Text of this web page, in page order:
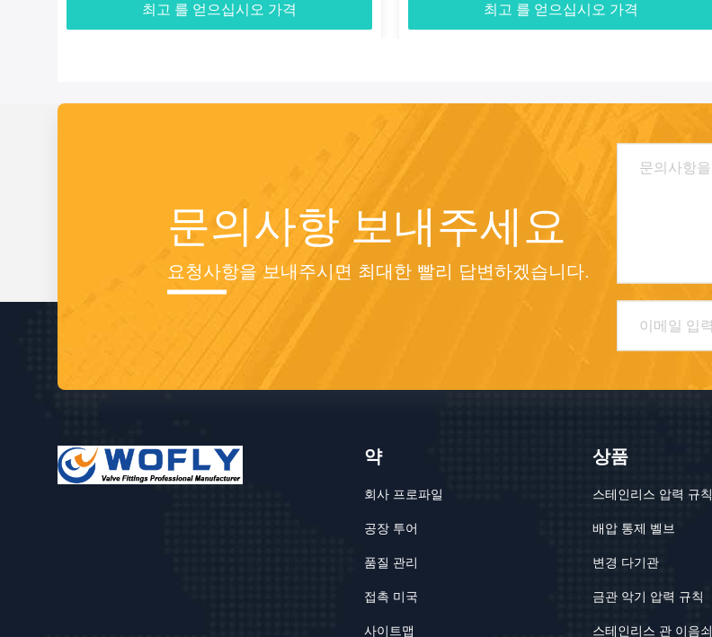
최고 를 얻으십시오 가격 최고 를 얻으십시오 가격
문의사항 보내주세요
요청사항을 보내주시면 최대한 빨리 답변하겠습니다.
약
회사 프로파일
공장 투어
품질 관리
접촉 미국
사이트맵
상품
스테인리스 압력 규칙
배압 통제 벨브
변경 다기관
금관 악기 압력 규칙
스테인리스 관 이음쇠